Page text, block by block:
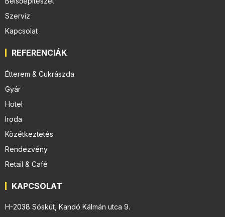
Szerviz
Kapcsolat
REFERENCIÁK
Étterem & Cukrászda
Gyár
Hotel
Iroda
Közétkeztetés
Rendezvény
Retail & Café
KAPCSOLAT
H-2038 Sóskút, Kandó Kálmán utca 9.